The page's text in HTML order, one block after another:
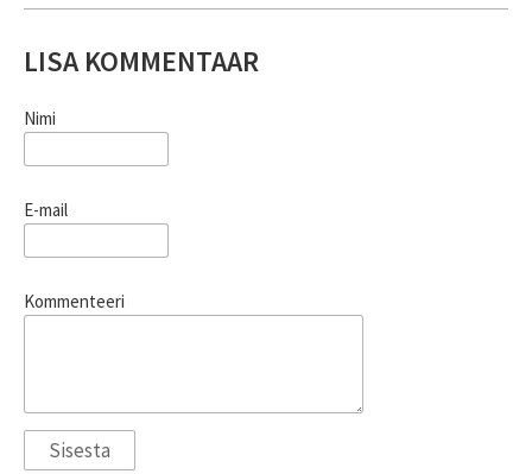
LISA KOMMENTAAR
Nimi
E-mail
Kommenteeri